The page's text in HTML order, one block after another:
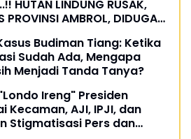
HUTAN LINDUNG RUSAK,
PROVINSI AMBROL, DIDUGA
Budiman Tiang: Ketika
Sudah Ada, Mengapa
Menjadi Tanda Tanya?
Ireng" Presiden
Kecaman, AJI, IPJI, dan
Stigmatisasi Pers dan